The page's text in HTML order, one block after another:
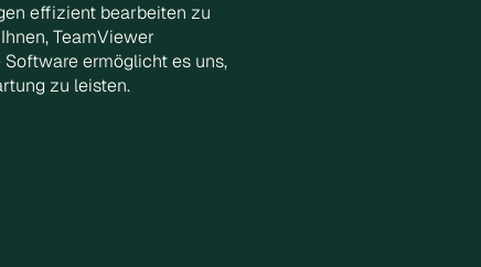
effizient bearbeiten zu
TeamViewer
ermöglicht es uns,
zu leisten.